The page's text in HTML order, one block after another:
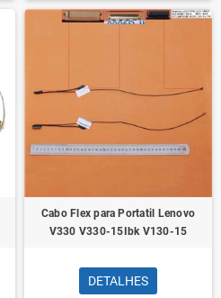
Cabo Flex para Portatil Lenovo
V330 V330-15Ibk V130-15
DETALHES